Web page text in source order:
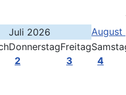
Juli 2026
August
DonnerstagFreitag
2 3 4